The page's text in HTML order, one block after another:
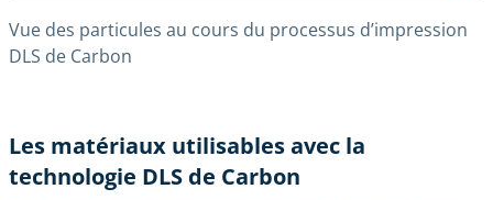
Vue des particules au cours du processus d’impression
DLS de Carbon
Les matériaux utilisables avec la
technologie DLS de Carbon